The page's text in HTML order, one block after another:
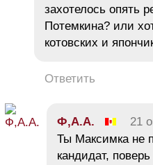
захотелось опять
Потемкина? или
котовских и
Ответить
Ф,А.А. 21
Ты Максимка не
кандидат,